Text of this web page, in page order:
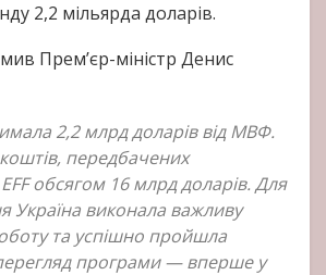
2,2 мільярда доларів.
Прем’єр-міністр Денис
2,2 млрд доларів від МВФ.
передбачених
обсягом 16 млрд доларів. Для
Україна виконала важливу
та успішно пройшла
програми — вперше у